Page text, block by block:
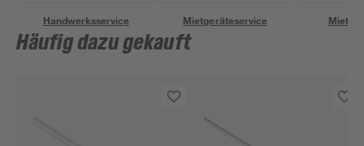
Handwerksservice Mietgeräteservice
Häufig dazu gekauft